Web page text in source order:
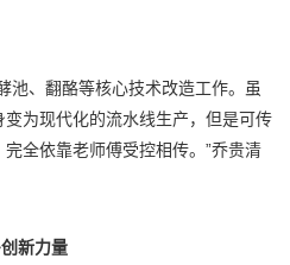
池、翻酪等核心技术改造工作。虽
为现代化的流水线生产，但是可传
全依靠老师傅受控相传。”乔贵清
新力量